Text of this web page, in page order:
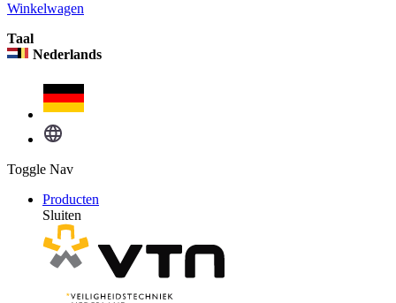
Winkelwagen
Taal
Nederlands
Toggle Nav
Producten
Sluiten